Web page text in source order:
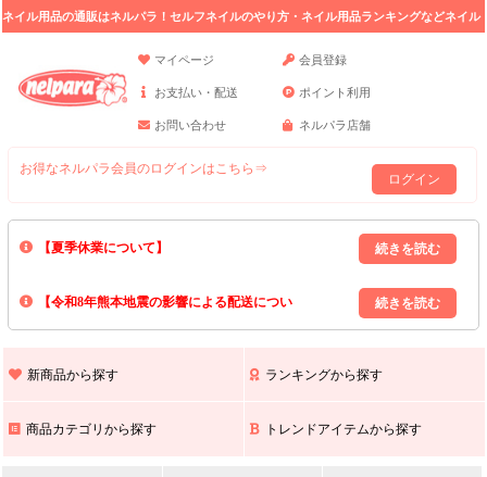
ネイル用品の通販はネルパラ！セルフネイルのやり方・ネイル用品ランキングなどネイル
マイページ
会員登録
お支払い・配送 ポイント利用
お問い合わせ ネルパラ店舗
お得なネルパラ会員のログインはこちら⇒
ログイン
【夏季休業について】
8/13(木)～8/16(日)の間｢出荷業務・お問い合わせ業務｣はお休みいたしま
上記期間中のご注文・お問い合わせは8/17(月)以降の対応となりますので
【令和8年熊本地震の影響による配送につい
また､ 九州全域でお荷物のお届けに遅延が生じております｡
新商品から探す ランキングから探す
商品カテゴリから探す トレンドアイテムから探す